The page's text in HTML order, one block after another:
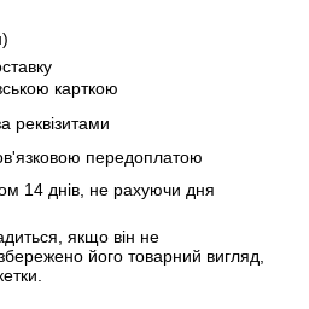
карткою
реквізитами
передоплатою
14 днів, не рахуючи дня
якщо він не
його товарний вигляд,